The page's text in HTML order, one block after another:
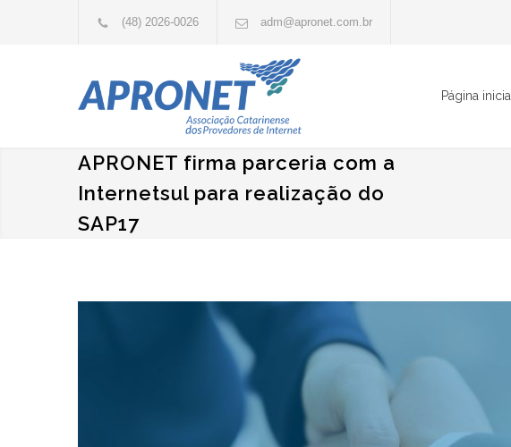
(48) 2026-0026 adm@apronet.com.br
Página inicial
APRONET firma parceria com a
Internetsul para realização do
SAP17